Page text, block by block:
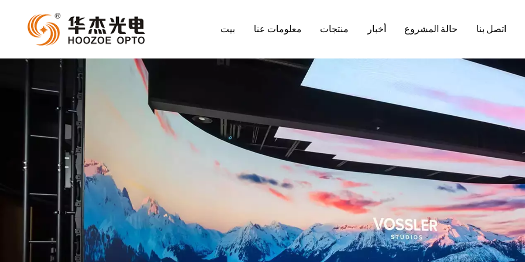
بيت معلومات عنا منتجات أخبار حالة المشروع اتصل بنا